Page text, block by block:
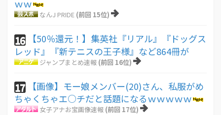
ｗｗ
なんJ PRIDE (前回 15位)
16
【50％還元！】集英社『リアル』『ドッグス
レッド』『新テニスの王子様』など864冊が
ジャンプまとめ速報 (前回 16位)
17
【画像】モー娘メンバー(20)さん、私服がめ
ちゃくちゃエ○チだと話題になるｗｗｗｗｗ
女子アナお宝画像速報 (前回 17位)